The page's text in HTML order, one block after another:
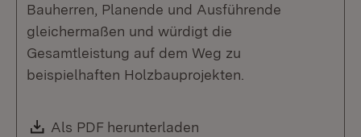
Bauherren, Planende und Ausführende
gleichermaßen und würdigt die
Gesamtleistung auf dem Weg zu
beispielhaften Holzbauprojekten.
Download:
Als PDF herunterladen